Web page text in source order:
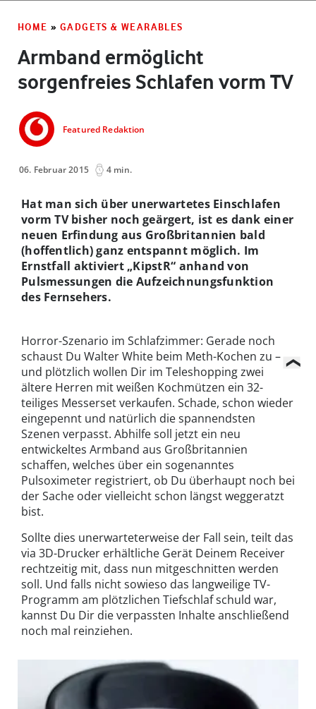
HOME » GADGETS & WEARABLES
Armband ermöglicht
sorgenfreies Schlafen vorm TV
Featured Redaktion
06. Februar 2015 4 min.
Hat man sich über unerwartetes Einschlafen
vorm TV bisher noch geärgert, ist es dank einer
neuen Erfindung aus Großbritannien bald
(hoffentlich) ganz entspannt möglich. Im
Ernstfall aktiviert „KipstR“ anhand von
Pulsmessungen die Aufzeichnungsfunktion
des Fernsehers.
Horror-Szenario im Schlafzimmer: Gerade noch
schaust Du Walter White beim Meth-Kochen zu –
und plötzlich wollen Dir im Teleshopping zwei
ältere Herren mit weißen Kochmützen ein 32-
teiliges Messerset verkaufen. Schade, schon wieder
eingepennt und natürlich die spannendsten
Szenen verpasst. Abhilfe soll jetzt ein neu
entwickeltes Armband aus Großbritannien
schaffen, welches über ein sogenanntes
Pulsoximeter registriert, ob Du überhaupt noch bei
der Sache oder vielleicht schon längst weggeratzt
bist.
Sollte dies unerwarteterweise der Fall sein, teilt das
via 3D-Drucker erhältliche Gerät Deinem Receiver
rechtzeitig mit, dass nun mitgeschnitten werden
soll. Und falls nicht sowieso das langweilige TV-
Programm am plötzlichen Tiefschlaf schuld war,
kannst Du Dir die verpassten Inhalte anschließend
noch mal reinziehen.